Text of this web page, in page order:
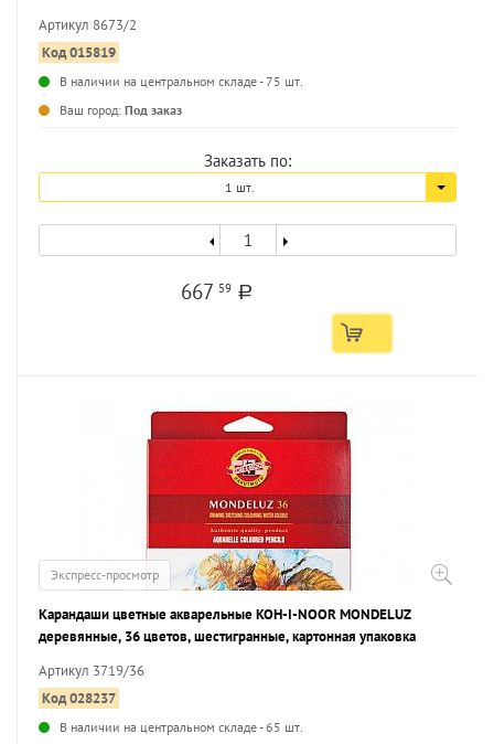
Артикул 8673/2
Код 015819
В наличии на центральном складе - 75 шт.
Ваш город: Под заказ
Заказать по:
1 шт.
667 59 a
Экспресс-просмотр
Карандаши цветные акварельные KOH-I-NOOR MONDELUZ
деревянные, 36 цветов, шестигранные, картонная упаковка
Артикул 3719/36
Код 028237
В наличии на центральном складе - 65 шт.